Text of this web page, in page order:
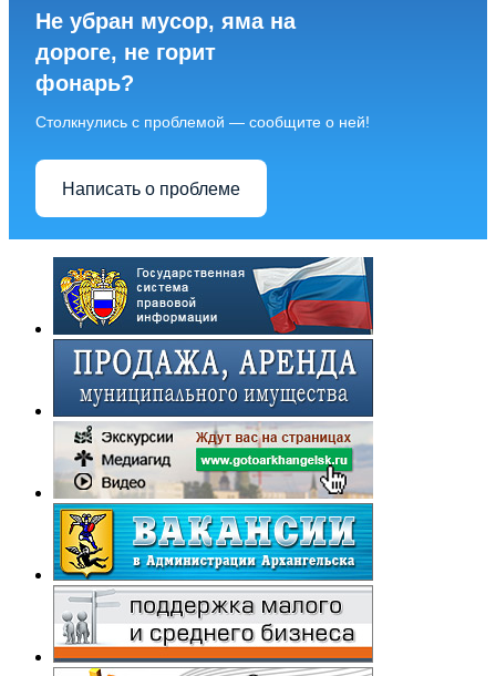
Не убран мусор, яма на
дороге, не горит
фонарь?
Столкнулись с проблемой — сообщите о ней!
Написать о проблеме